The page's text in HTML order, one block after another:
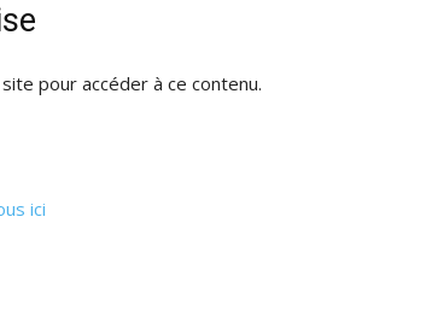
pour accéder à ce contenu.
ici